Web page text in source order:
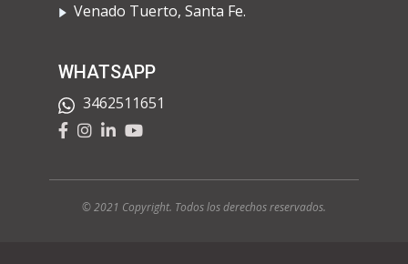
​Venado Tuerto, Santa Fe.
WHATSAPP
3462511651
© 2021 Copyright. Todos los derechos reservados.